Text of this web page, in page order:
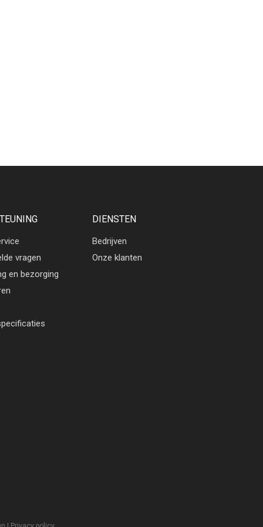
vragen
en bezorging
DIENSTEN
Bedrijven
Onze klanten